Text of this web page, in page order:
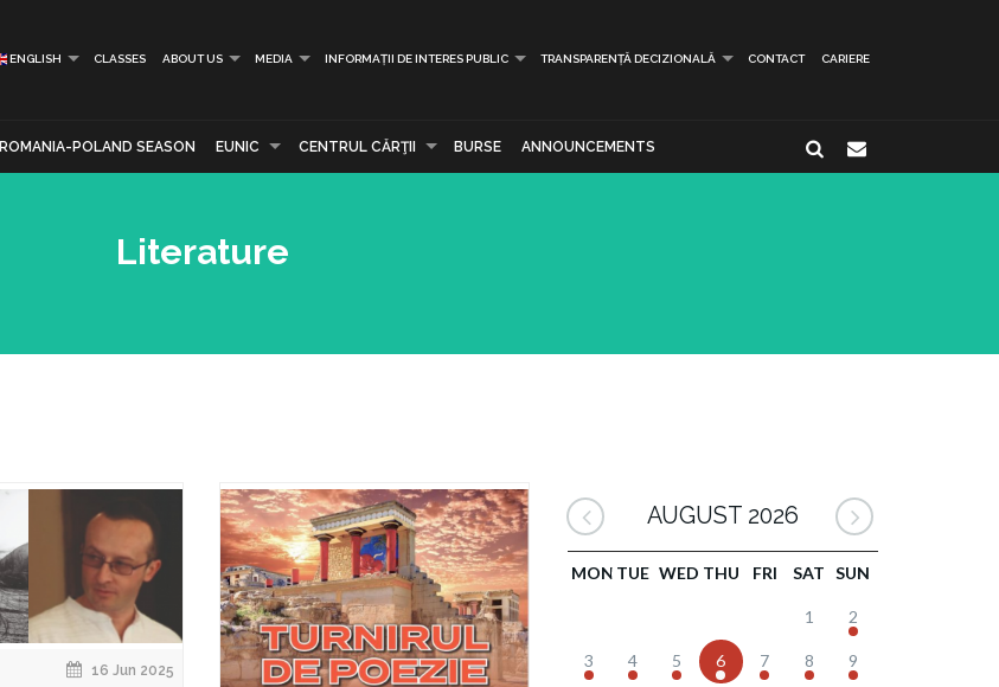
ENGLISH CLASSES ABOUT US MEDIA INFORMAȚII DE INTERES PUBLIC TRANSPARENȚĂ DECIZIONALĂ CONTACT CARIERE
ROMANIA-POLAND SEASON EUNIC CENTRUL CĂRŢII BURSE ANNOUNCEMENTS
Literature
16 Jun 2025
AUGUST 2026
MON TUE WED THU FRI SAT SUN
1 2
3 4 5 6 7 8 9